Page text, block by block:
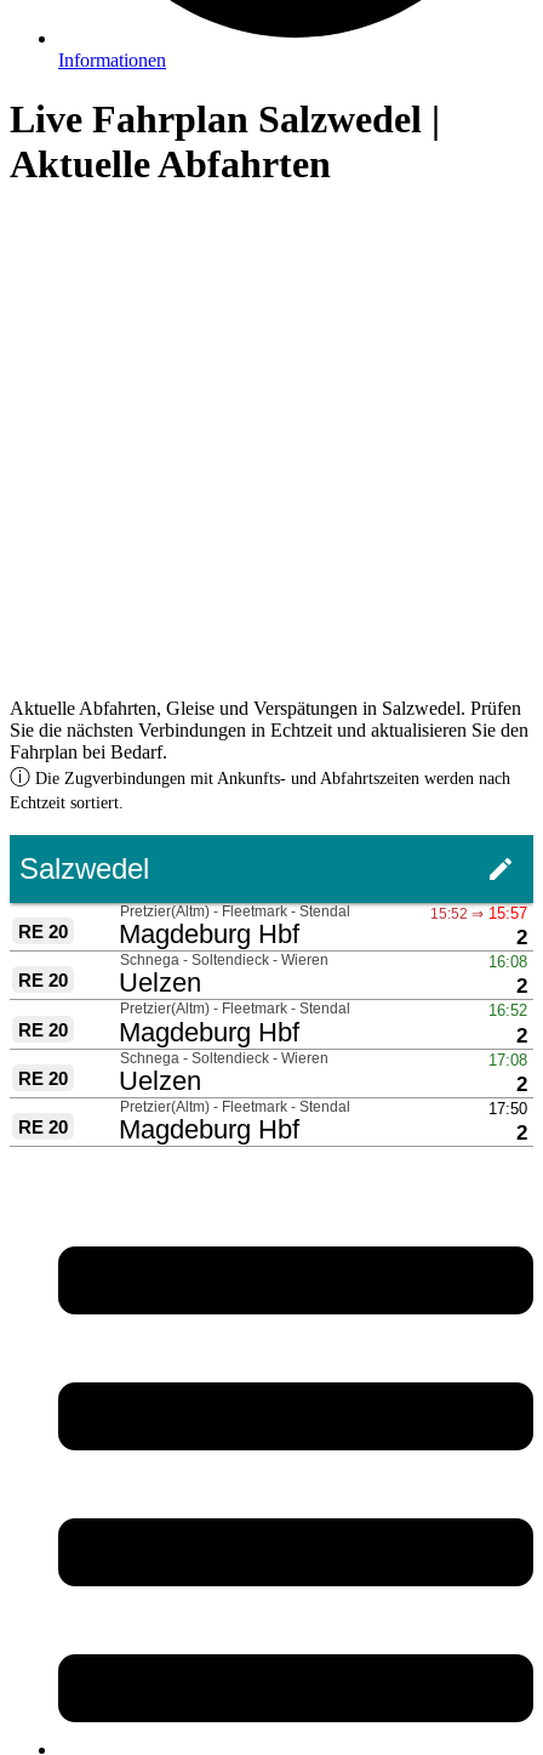
Informationen
Live Fahrplan Salzwedel |
Aktuelle Abfahrten
Aktuelle Abfahrten, Gleise und Verspätungen in Salzwedel. Prüfen
Sie die nächsten Verbindungen in Echtzeit und aktualisieren Sie den
Fahrplan bei Bedarf.
ⓘ Die Zugverbindungen mit Ankunfts- und Abfahrtszeiten werden nach
Echtzeit sortiert.